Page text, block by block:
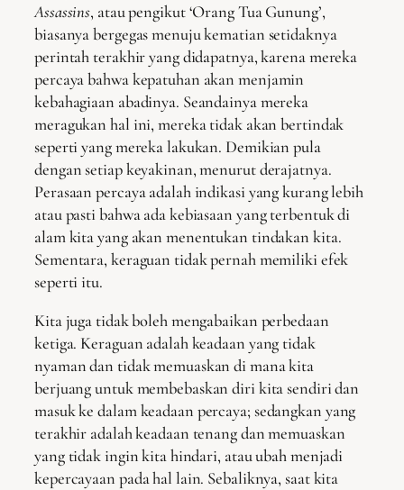
Assassins, atau pengikut ‘Orang Tua Gunung’,
biasanya bergegas menuju kematian setidaknya
perintah terakhir yang didapatnya, karena mereka
percaya bahwa kepatuhan akan menjamin
kebahagiaan abadinya. Seandainya mereka
meragukan hal ini, mereka tidak akan bertindak
seperti yang mereka lakukan. Demikian pula
dengan setiap keyakinan, menurut derajatnya.
Perasaan percaya adalah indikasi yang kurang lebih
atau pasti bahwa ada kebiasaan yang terbentuk di
alam kita yang akan menentukan tindakan kita.
Sementara, keraguan tidak pernah memiliki efek
seperti itu.
Kita juga tidak boleh mengabaikan perbedaan
ketiga. Keraguan adalah keadaan yang tidak
nyaman dan tidak memuaskan di mana kita
berjuang untuk membebaskan diri kita sendiri dan
masuk ke dalam keadaan percaya; sedangkan yang
terakhir adalah keadaan tenang dan memuaskan
yang tidak ingin kita hindari, atau ubah menjadi
kepercayaan pada hal lain. Sebaliknya, saat kita